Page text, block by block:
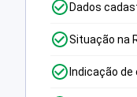
Dados
Situação na
Indicação